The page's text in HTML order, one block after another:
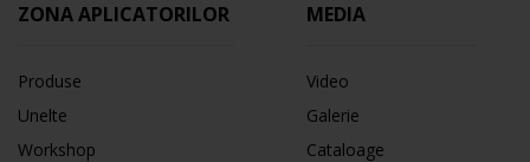
ZONA APLICATORILOR
Produse
Unelte
Workshop
MEDIA
Video
Galerie
Cataloage